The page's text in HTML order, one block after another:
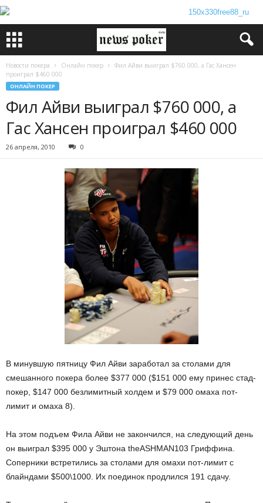
Новости покера Онлайн покер
Фил Айви выиграл $760 000, а Гас Хансен
проиграл $460 000
ОНЛАЙН ПОКЕР
Фил Айви выиграл $760 000, а
Гас Хансен проиграл $460 000
26 апреля, 2010 0
В минувшую пятницу Фил Айви заработал за столами для
смешанного покера более $377 000 ($151 000 ему принес стад-
покер, $147 000 безлимитный холдем и $79 000 омаха пот-
лимит и омаха 8).
На этом подъем Фила Айви не закончился, на следующий день
он выиграл $395 000 у Эштона theASHMAN103 Гриффина.
Соперники встретились за столами для омахи пот-лимит с
блайндами $500\1000. Их поединок продлился 191 сдачу.